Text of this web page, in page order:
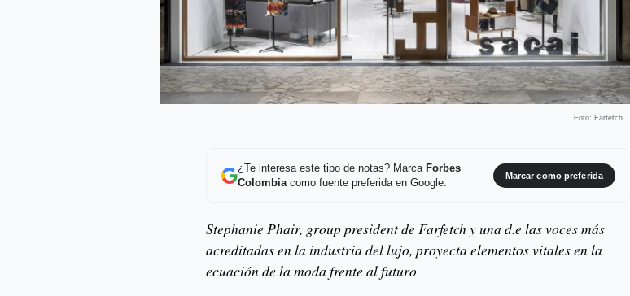
Foto: Farfetch
¿Te interesa este tipo de notas? Marca Forbes
Colombiacomo fuente preferida en Google.
Marcar como preferida
Stephanie Phair, group president de Farfetch y una d.e las voces más
acreditadas en la industria del lujo, proyecta elementos vitales en la
ecuación de la moda frente al futuro